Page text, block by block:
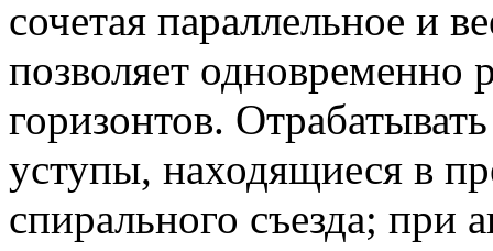
сочетая параллельное и
позволяет одновременно
горизонтов.
уступы, находящиеся в
спирального съезда; при